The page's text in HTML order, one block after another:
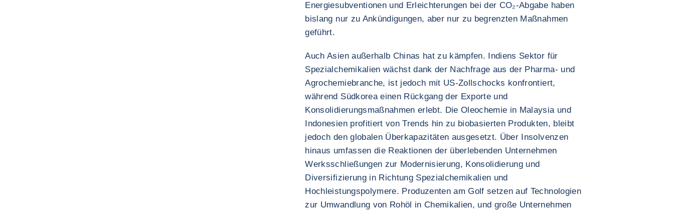
Energiesubventionen und Erleichterungen bei der CO₂-Abgabe haben
bislang nur zu Ankündigungen, aber nur zu begrenzten Maßnahmen
geführt.
Auch Asien außerhalb Chinas hat zu kämpfen. Indiens Sektor für
Spezialchemikalien wächst dank der Nachfrage aus der Pharma- und
Agrochemiebranche, ist jedoch mit US-Zollschocks konfrontiert,
während Südkorea einen Rückgang der Exporte und
Konsolidierungsmaßnahmen erlebt. Die Oleochemie in Malaysia und
Indonesien profitiert von Trends hin zu biobasierten Produkten, bleibt
jedoch den globalen Überkapazitäten ausgesetzt. Über Insolvenzen
hinaus umfassen die Reaktionen der überlebenden Unternehmen
Werksschließungen zur Modernisierung, Konsolidierung und
Diversifizierung in Richtung Spezialchemikalien und
Hochleistungspolymere. Produzenten am Golf setzen auf Technologien
zur Umwandlung von Rohöl in Chemikalien, und große Unternehmen